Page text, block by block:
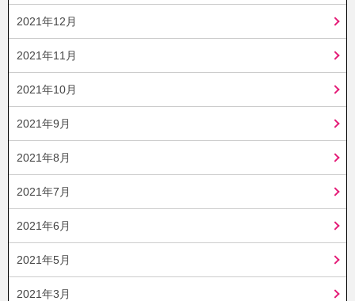
2021年12月
2021年11月
2021年10月
2021年9月
2021年8月
2021年7月
2021年6月
2021年5月
2021年3月